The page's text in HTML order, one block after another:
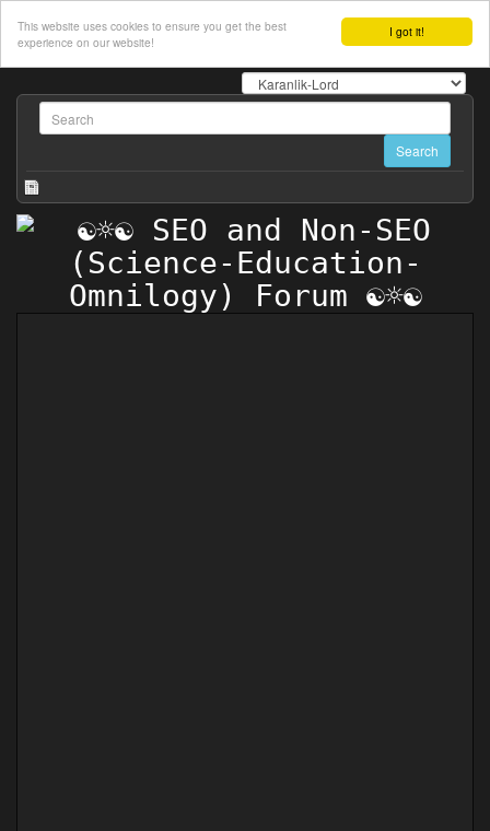
I got it!
This website uses cookies to ensure you get the best
experience on our website!